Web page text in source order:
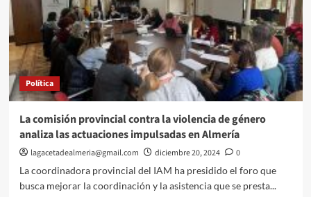
de
81
expedientes
en
2024,
con
actuaciones
que
una
inversión
de
en
la
Política
La comisión provincial contra la violencia de género
analiza las actuaciones impulsadas en Almería
lagacetadealmeria@gmail.com diciembre 20, 2024
0
La coordinadora provincial del IAM ha presidido el foro que
busca mejorar la coordinación y la asistencia que se presta...